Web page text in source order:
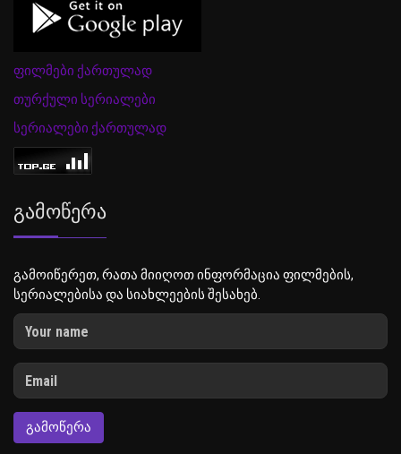
ფილმები ქართულად
თურქული სერიალები
სერიალები ქართულად
Გამოწერა
გამოიწერეთ, რათა მიიღოთ ინფორმაცია ფილმების,
სერიალებისა და სიახლეების შესახებ.
ᲒᲐᲛᲝᲬᲔᲠᲐ